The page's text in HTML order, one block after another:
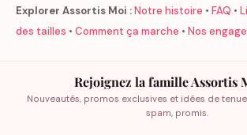
Explorer Assortis Moi :Notre histoire • FAQ •
des tailles • Comment ça marche • Nos
Rejoignez la famille Assortis
Nouveautés, promos exclusives et idées de
spam, promis.